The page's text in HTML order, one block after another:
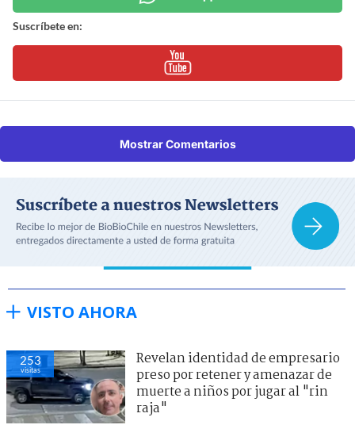
Suscríbete en:
Mostrar Comentarios
VISTO AHORA
253
visitas
Revelan identidad de empresario
preso por retener y amenazar de
muerte a niños por jugar al "rin
raja"